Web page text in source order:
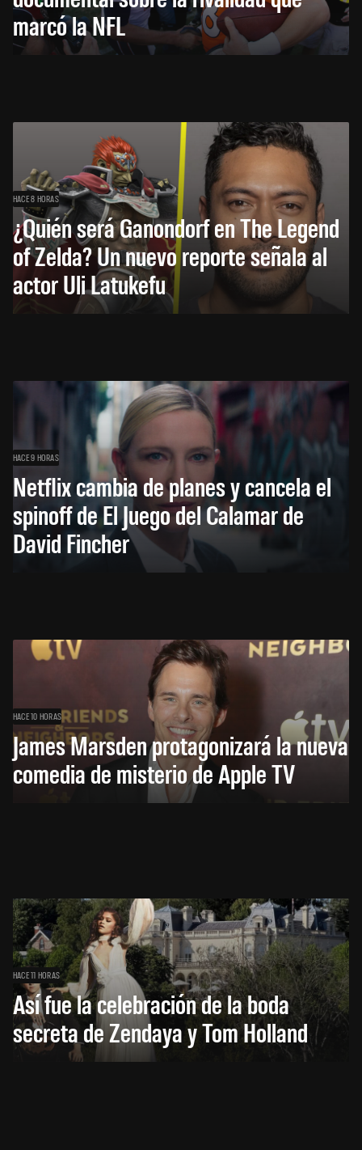
marcó la NFL
HACE 8 HORAS
¿Quién será Ganondorf en The Legend
of Zelda? Un nuevo reporte señala al
actor Uli Latukefu
HACE 9 HORAS
Netflix cambia de planes y cancela el
spinoff de El Juego del Calamar de
David Fincher
HACE 10 HORAS
James Marsden protagonizará la nueva
comedia de misterio de Apple TV
HACE 11 HORAS
Así fue la celebración de la boda
secreta de Zendaya y Tom Holland